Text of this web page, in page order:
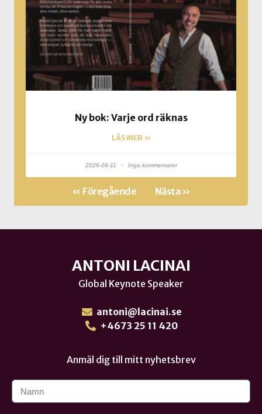
Ny bok: Varje ord räknas
LÄS MER »
2026-06-11 Inga kommentarer
« Föregående Nästa »
ANTONI LACINAI
Global Keynote Speaker
antoni@lacinai.se
+4673 25 11 420
Anmäl dig till mitt nyhetsbrev